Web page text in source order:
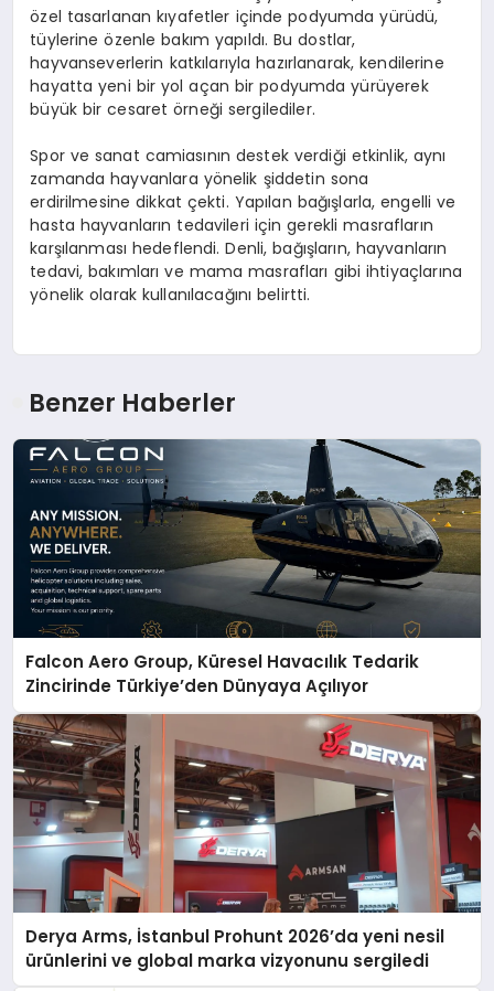
özel tasarlanan kıyafetler içinde podyumda yürüdü,
tüylerine özenle bakım yapıldı. Bu dostlar,
hayvanseverlerin katkılarıyla hazırlanarak, kendilerine
hayatta yeni bir yol açan bir podyumda yürüyerek
büyük bir cesaret örneği sergilediler.
Spor ve sanat camiasının destek verdiği etkinlik, aynı
zamanda hayvanlara yönelik şiddetin sona
erdirilmesine dikkat çekti. Yapılan bağışlarla, engelli ve
hasta hayvanların tedavileri için gerekli masrafların
karşılanması hedeflendi. Denli, bağışların, hayvanların
tedavi, bakımları ve mama masrafları gibi ihtiyaçlarına
yönelik olarak kullanılacağını belirtti.
Benzer Haberler
Falcon Aero Group, Küresel Havacılık Tedarik
Zincirinde Türkiye’den Dünyaya Açılıyor
Derya Arms, İstanbul Prohunt 2026’da yeni nesil
ürünlerini ve global marka vizyonunu sergiledi